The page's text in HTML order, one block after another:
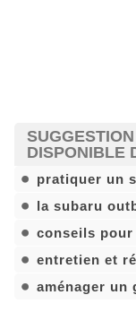
DISPONIBLE
pratiquer un
la subaru
conseils
entretien et
aménager un